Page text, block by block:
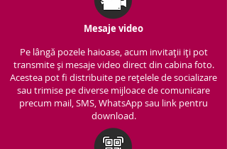
Mesaje video
Pe lângă pozele haioase, acum invitații iți pot
transmite și mesaje video direct din cabina foto.
Acestea pot fi distribuite pe rețelele de socializare
sau trimise pe diverse mijloace de comunicare
precum mail, SMS, WhatsApp sau link pentru
download.